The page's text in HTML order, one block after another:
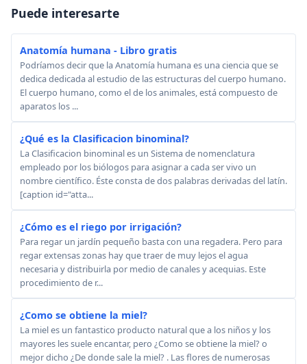
Puede interesarte
Anatomía humana - Libro gratis
Podríamos decir que la Anatomía humana es una ciencia que se
dedica dedicada al estudio de las estructuras del cuerpo humano.
El cuerpo humano, como el de los animales, está compuesto de
aparatos los ...
¿Qué es la Clasificacion binominal?
La Clasificacion binominal es un Sistema de nomenclatura
empleado por los biólogos para asignar a cada ser vivo un
nombre científico. Éste consta de dos palabras derivadas del latín.
[caption id="atta...
¿Cómo es el riego por irrigación?
Para regar un jardín pequeño basta con una regadera. Pero para
regar extensas zonas hay que traer de muy lejos el agua
necesaria y distribuirla por medio de canales y acequias. Este
procedimiento de r...
¿Como se obtiene la miel?
La miel es un fantastico producto natural que a los niños y los
mayores les suele encantar, pero ¿Como se obtiene la miel? o
mejor dicho ¿De donde sale la miel? . Las flores de numerosas